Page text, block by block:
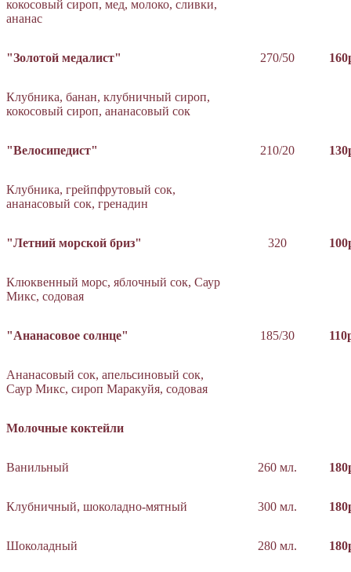
кокосовый сироп, мед, молоко, сливки,
ананас
"Золотой медалист" 270/50
Клубника, банан, клубничный сироп,
кокосовый сироп, ананасовый сок
"Велосипедист" 210/20
Клубника, грейпфрутовый сок,
ананасовый сок, гренадин
"Летний морской бриз" 320
Клюквенный морс, яблочный сок, Саур
Микс, содовая
"Ананасовое солнце" 185/30
Ананасовый сок, апельсиновый сок,
Саур Микс, сироп Маракуйя, содовая
Молочные коктейли
Ванильный 260 мл.
Клубничный, шоколадно-мятный 300 мл.
Шоколадный 280 мл.